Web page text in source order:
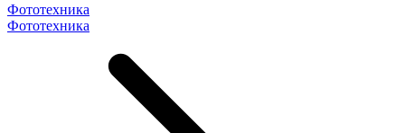
Фототехника
Фототехника